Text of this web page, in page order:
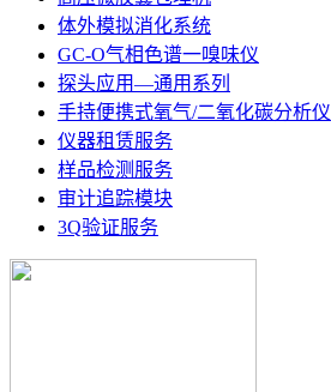
体外模拟消化系统
GC-O气相色谱一嗅味仪
探头应用—通用系列
手持便携式氧气/二氧化碳分析仪
仪器租赁服务
样品检测服务
审计追踪模块
3Q验证服务